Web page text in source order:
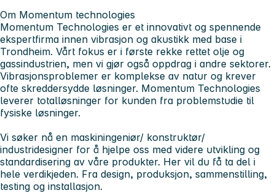
Om Momentum technologies
Momentum Technologies er et innovativt og spennende
ekspertfirma innen vibrasjon og akustikk med base i
Trondheim. Vårt fokus er i første rekke rettet olje og
gassindustrien, men vi gjør også oppdrag i andre sektorer.
Vibrasjonsproblemer er komplekse av natur og krever
ofte skreddersydde løsninger. Momentum Technologies
leverer totalløsninger for kunden fra problemstudie til
fysiske løsninger.
Vi søker nå en maskiningeniør/ konstruktør/
industridesigner for å hjelpe oss med videre utvikling og
standardisering av våre produkter. Her vil du få ta del i
hele verdikjeden. Fra design, produksjon, sammenstilling,
testing og installasjon.